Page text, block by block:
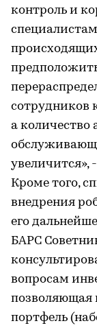
контроль и
сотрудников
а количество
увеличится»,
Кроме того,
внедрения
его
БАРС
вопросам
позволяющая
портфель